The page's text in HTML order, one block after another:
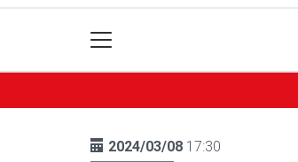
2024/03/08 17:30